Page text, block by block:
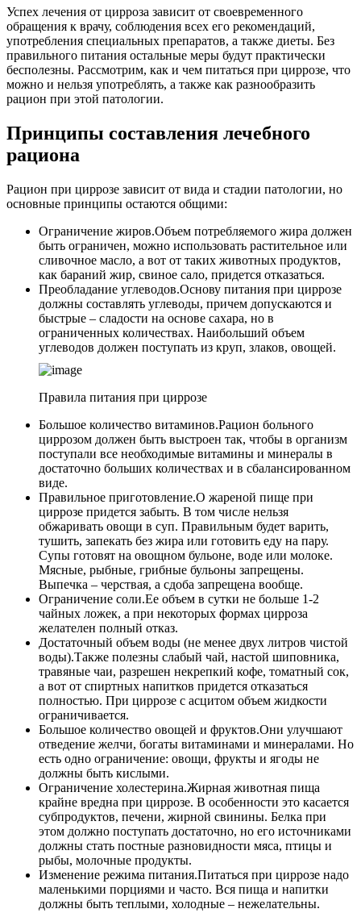
Успех лечения от цирроза зависит от своевременного
обращения к врачу, соблюдения всех его рекомендаций,
употребления специальных препаратов, а также диеты. Без
правильного питания остальные меры будут практически
бесполезны. Рассмотрим, как и чем питаться при циррозе, что
можно и нельзя употреблять, а также как разнообразить
рацион при этой патологии.
Принципы составления лечебного
рациона
Рацион при циррозе зависит от вида и стадии патологии, но
основные принципы остаются общими:
Ограничение жиров.Объем потребляемого жира должен
быть ограничен, можно использовать растительное или
сливочное масло, а вот от таких животных продуктов,
как бараний жир, свиное сало, придется отказаться.
Преобладание углеводов.Основу питания при циррозе
должны составлять углеводы, причем допускаются и
быстрые – сладости на основе сахара, но в
ограниченных количествах. Наибольший объем
углеводов должен поступать из круп, злаков, овощей.
Правила питания при циррозе
Большое количество витаминов.Рацион больного
циррозом должен быть выстроен так, чтобы в организм
поступали все необходимые витамины и минералы в
достаточно больших количествах и в сбалансированном
виде.
Правильное приготовление.О жареной пище при
циррозе придется забыть. В том числе нельзя
обжаривать овощи в суп. Правильным будет варить,
тушить, запекать без жира или готовить еду на пару.
Супы готовят на овощном бульоне, воде или молоке.
Мясные, рыбные, грибные бульоны запрещены.
Выпечка – черствая, а сдоба запрещена вообще.
Ограничение соли.Ее объем в сутки не больше 1-2
чайных ложек, а при некоторых формах цирроза
желателен полный отказ.
Достаточный объем воды (не менее двух литров чистой
воды).Также полезны слабый чай, настой шиповника,
травяные чаи, разрешен некрепкий кофе, томатный сок,
а вот от спиртных напитков придется отказаться
полностью. При циррозе с асцитом объем жидкости
ограничивается.
Большое количество овощей и фруктов.Они улучшают
отведение желчи, богаты витаминами и минералами. Но
есть одно ограничение: овощи, фрукты и ягоды не
должны быть кислыми.
Ограничение холестерина.Жирная животная пища
крайне вредна при циррозе. В особенности это касается
субпродуктов, печени, жирной свинины. Белка при
этом должно поступать достаточно, но его источниками
должны стать постные разновидности мяса, птицы и
рыбы, молочные продукты.
Изменение режима питания.Питаться при циррозе надо
маленькими порциями и часто. Вся пища и напитки
должны быть теплыми, холодные – нежелательны.